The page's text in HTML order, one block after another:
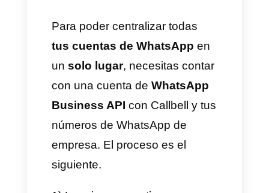
La organización, supervisión y
buen funcionamiento del
servicio al cliente es
indispensable, cuando se
cuenta con múltiples números
esto puede volverse un caos